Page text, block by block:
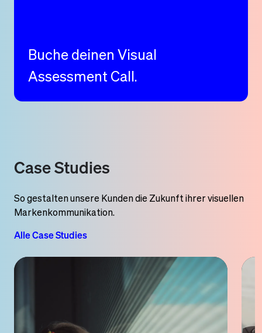
Buche deinen Visual
Assessment Call.
Case Studies
So gestalten unsere Kunden die Zukunft ihrer visuellen
Markenkommunikation.
Alle Case Studies
Case